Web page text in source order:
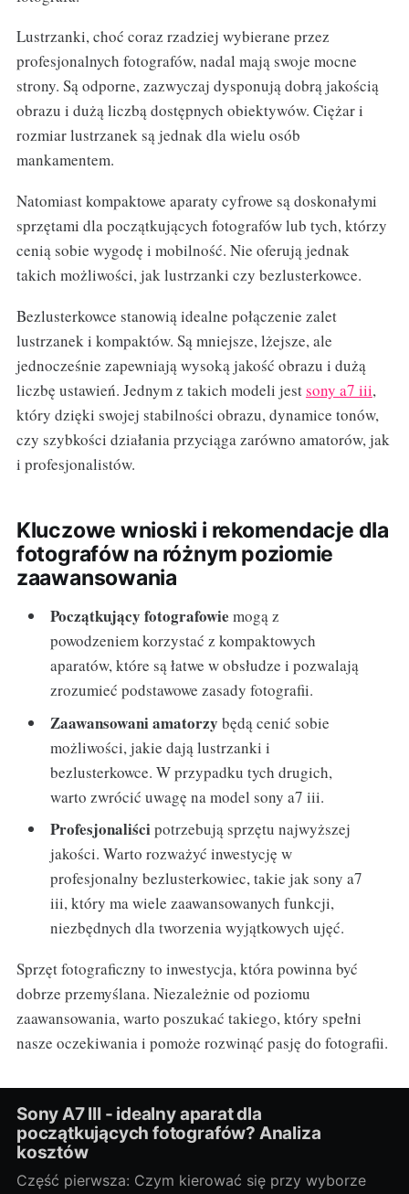
Lustrzanki, choć coraz rzadziej wybierane przez
profesjonalnych fotografów, nadal mają swoje mocne
strony. Są odporne, zazwyczaj dysponują dobrą jakością
obrazu i dużą liczbą dostępnych obiektywów. Ciężar i
rozmiar lustrzanek są jednak dla wielu osób
mankamentem.
Natomiast kompaktowe aparaty cyfrowe są doskonałymi
sprzętami dla początkujących fotografów lub tych, którzy
cenią sobie wygodę i mobilność. Nie oferują jednak
takich możliwości, jak lustrzanki czy bezlusterkowce.
Bezlusterkowce stanowią idealne połączenie zalet
lustrzanek i kompaktów. Są mniejsze, lżejsze, ale
jednocześnie zapewniają wysoką jakość obrazu i dużą
liczbę ustawień. Jednym z takich modeli jestsony a7 iii,
który dzięki swojej stabilności obrazu, dynamice tonów,
czy szybkości działania przyciąga zarówno amatorów, jak
i profesjonalistów.
Kluczowe wnioski i rekomendacje dla
fotografów na różnym poziomie
zaawansowania
Początkujący fotografowie mogą z
powodzeniem korzystać z kompaktowych
aparatów, które są łatwe w obsłudze i pozwalają
zrozumieć podstawowe zasady fotografii.
Zaawansowani amatorzy będą cenić sobie
możliwości, jakie dają lustrzanki i
bezlusterkowce. W przypadku tych drugich,
warto zwrócić uwagę na model sony a7 iii.
Profesjonaliścipotrzebują sprzętu najwyższej
jakości. Warto rozważyć inwestycję w
profesjonalny bezlusterkowiec, takie jak sony a7
iii, który ma wiele zaawansowanych funkcji,
niezbędnych dla tworzenia wyjątkowych ujęć.
Sprzęt fotograficzny to inwestycja, która powinna być
dobrze przemyślana. Niezależnie od poziomu
zaawansowania, warto poszukać takiego, który spełni
nasze oczekiwania i pomoże rozwinąć pasję do fotografii.
Sony A7 III - idealny aparat dla
początkujących fotografów? Analiza
kosztów
Część pierwsza: Czym kierować się przy wyborze